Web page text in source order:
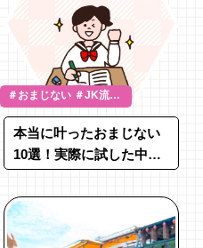
＃おまじない ＃JK流行
本当に叶ったおまじない
10選！実際に試した中高